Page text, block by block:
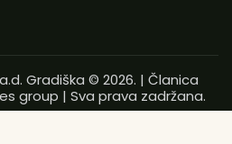
Gradiška © 2026. | Članica
group | Sva prava zadržana.